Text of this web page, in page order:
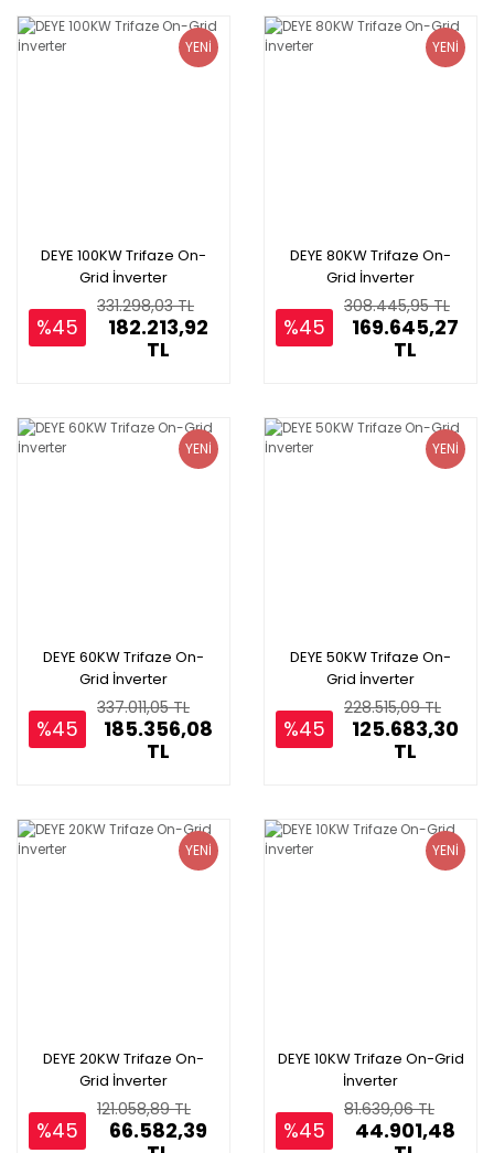
YENİ
DEYE 100KW Trifaze On-
Grid İnverter
%45
331.298,03 TL
182.213,92
TL
YENİ
DEYE 80KW Trifaze On-
Grid İnverter
%45
308.445,95 TL
169.645,27
TL
YENİ
DEYE 60KW Trifaze On-
Grid İnverter
%45
337.011,05 TL
185.356,08
TL
YENİ
DEYE 50KW Trifaze On-
Grid İnverter
%45
228.515,09 TL
125.683,30
TL
YENİ
DEYE 20KW Trifaze On-
Grid İnverter
%45
121.058,89 TL
66.582,39
YENİ
DEYE 10KW Trifaze On-Grid
İnverter
%45
81.639,06 TL
44.901,48